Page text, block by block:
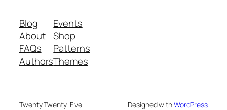
Blog
About
FAQs
Authors
Events
Shop
Patterns
Themes
Twenty Twenty-Five Designed withWordPress